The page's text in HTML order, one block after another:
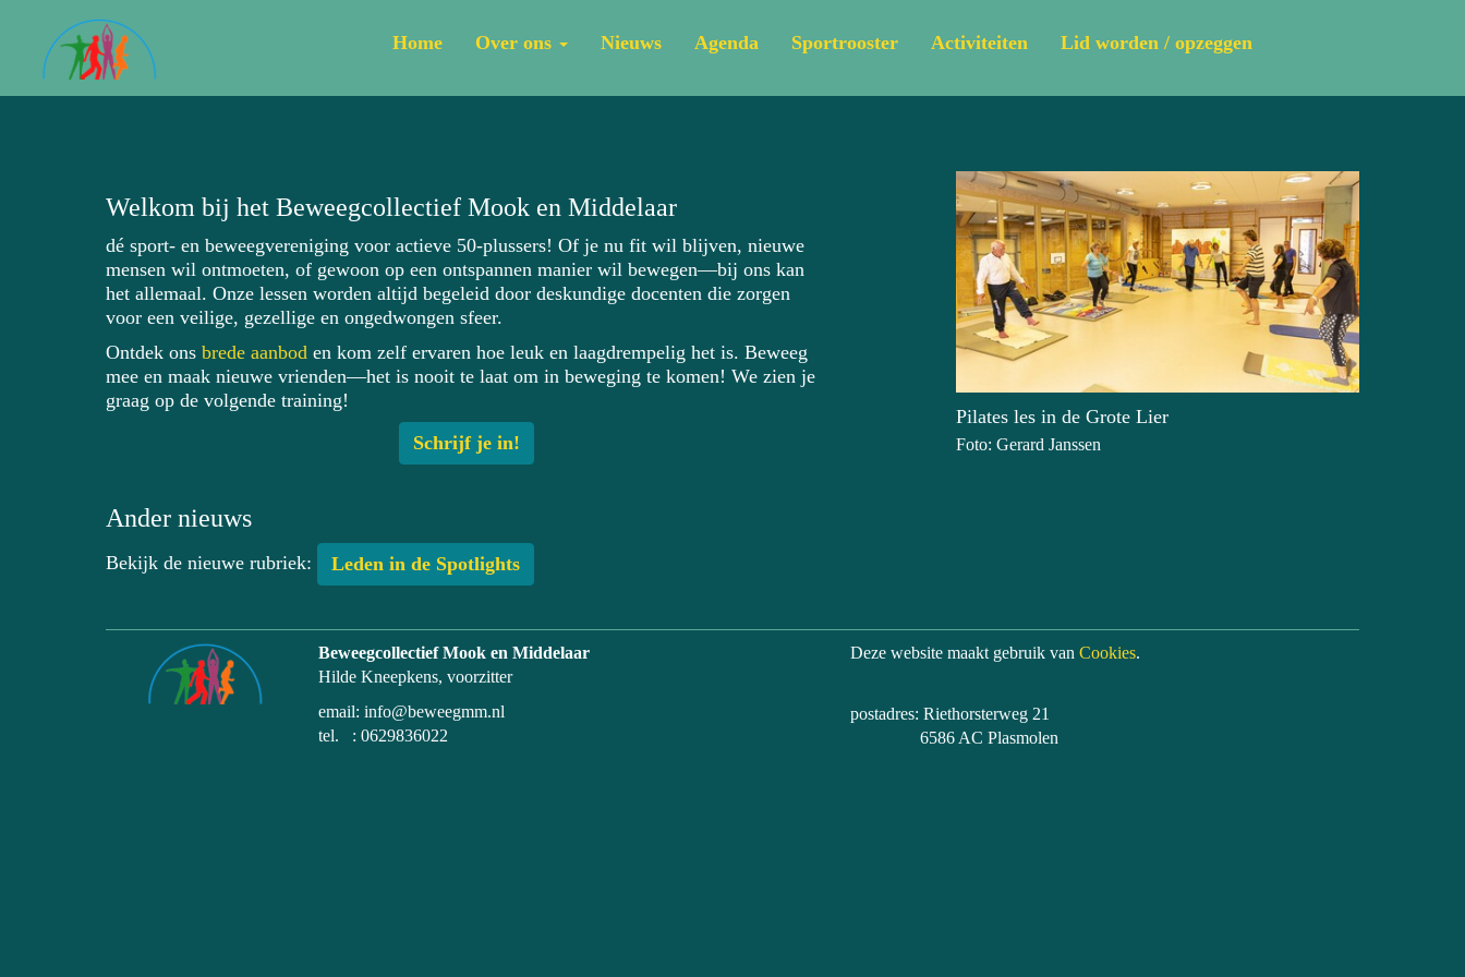
Home Over ons Nieuws Agenda Sportrooster Activiteiten Lid worden / opzeggen
Welkom bij het Beweegcollectief Mook en Middelaar
dé sport- en beweegvereniging voor actieve 50-plussers! Of je nu fit wil blijven, nieuwe
mensen wil ontmoeten, of gewoon op een ontspannen manier wil bewegen—bij ons kan
het allemaal. Onze lessen worden altijd begeleid door deskundige docenten die zorgen
voor een veilige, gezellige en ongedwongen sfeer.
Ontdek ons brede aanbod en kom zelf ervaren hoe leuk en laagdrempelig het is. Beweeg
mee en maak nieuwe vrienden—het is nooit te laat om in beweging te komen! We zien je
graag op de volgende training!
Schrijf je in!
Ander nieuws
Bekijk de nieuwe rubriek: Leden in de Spotlights
Pilates les in de Grote Lier
Foto: Gerard Janssen
Beweegcollectief Mook en Middelaar
Hilde Kneepkens, voorzitter
email: info@beweegmm.nl
tel. : 0629836022
Deze website maakt gebruik van Cookies.
postadres: Riethorsterweg 21
6586 AC Plasmolen